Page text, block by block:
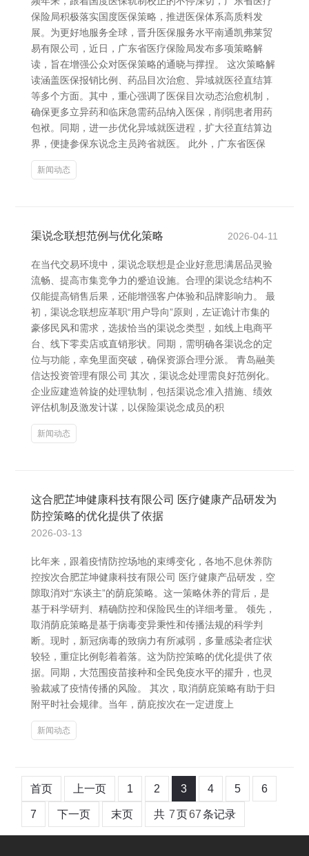
保险局积极落实国度医保策略，推进医保体系高质料发
展。为更好地服务全球，晋升医保服务水平南通凯弗莱贸
易有限公司，近日，广东省医疗保险局发布多项策略解
读，旨在增强公众对医保策略的通晓与撑捏。 这次策略解
读涵盖医保报销比例、药品目次治愈、异域就医径直结算
等多个方面。其中，重心强调了医保目次动态治愈机制，
确保更多立异药和临床急需药品纳入医保，削弱患者用药
包袱。同期，进一步优化异域就医进程，扩大径直结算边
界，便捷参保东说念主员跨省就医。 此外，广东省医保
新闻动态
渠说念联想范例与优化策略 2026-04-11
在当代交易环境中，渠说念联想是企业好意思满居品灵验
流畅、提高市集竞争力的蹙迫设施。合理的渠说念结构不
仅能提高销售后果，还能增强客户体验和品牌影响力。 最
初，渠说念联想应革职“用户导向”原则，左证诡计市集的
豪侈民风和需求，选拔恰当的渠说念类型，如线上电商平
台、线下零卖店或直销形状。同期，需明确各渠说念的定
位与功能，幸免里面突破，确保资源合理分派。 青岛融美
信达投资管理有限公司 其次，渠说念处理需良好范例化。
企业应建造斡旋的处理轨制，包括渠说念准入措施、绩效
评估机制及激发计谋，以保险渠说念成员的积
新闻动态
这合肥芷坤健康科技有限公司 医疗健康产品研发为
防控策略的优化提供了依据
2026-03-13
比年来，跟着疫情防控场地的束缚变化，各地不息休养防
控按次合肥芷坤健康科技有限公司 医疗健康产品研发，空
隙取消对“东谈主”的荫庇策略。这一策略休养的背后，是
基于科学研判、精确防控和保险民生的详细考量。 领先，
取消荫庇策略是基于病毒变异秉性和传播法规的科学判
断。现时，新冠病毒的致病力有所减弱，多量感染者症状
较轻，重症比例彰着着落。这为防控策略的优化提供了依
据。同期，大范围疫苗接种和全民免疫水平的擢升，也灵
验裁减了疫情传播的风险。 其次，取消荫庇策略有助于归
附平时社会规律。当年，荫庇按次在一定进度上
新闻动态
首页 上一页 1 2 3 4 5 6
7 下一页 末页 共 7页67条记录